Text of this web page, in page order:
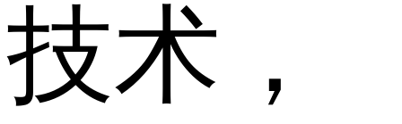
技术，